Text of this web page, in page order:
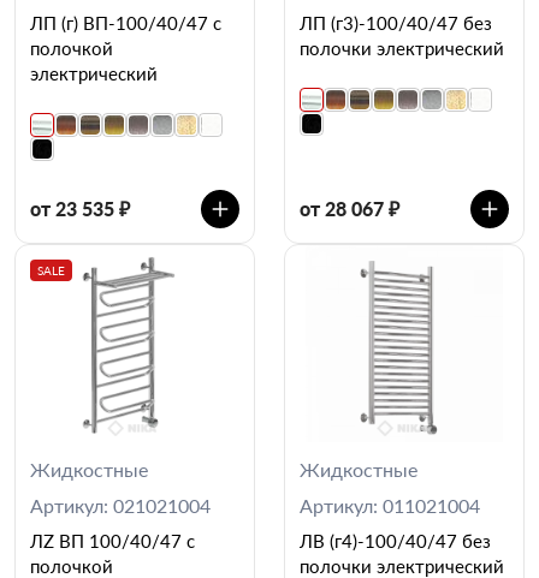
ЛП (г) ВП-100/40/47 с
полочкой
электрический
от 23 535 ₽
ЛП (г3)-100/40/47 без
полочки электрический
от 28 067 ₽
SALE
Жидкостные
Артикул: 021021004
ЛZ ВП 100/40/47 с
полочкой
Жидкостные
Артикул: 011021004
ЛВ (г4)-100/40/47 без
полочки электрический